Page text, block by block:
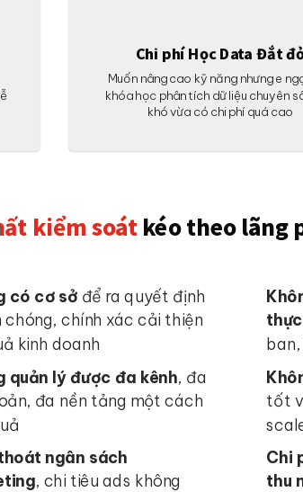
Chi phí Học Data Đắt
Muốn nâng cao kỹ năng nhưng e
khóa học phân tích dữ liệu chuyên
khó vừa có chi phí quá cao
kiểm soát kéo theo lãng
có cơ sở để ra quyết định
chóng, chính xác cải thiện
kinh doanh
quản lý được đa kênh, đa
đa nền tảng một cách
ngân sách
, chi tiêu ads không
tốt
Chi
thu